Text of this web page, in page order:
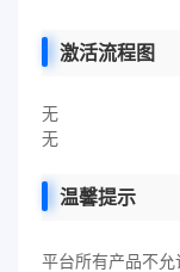
激活流程图
无
无
温馨提示
平台所有产品不